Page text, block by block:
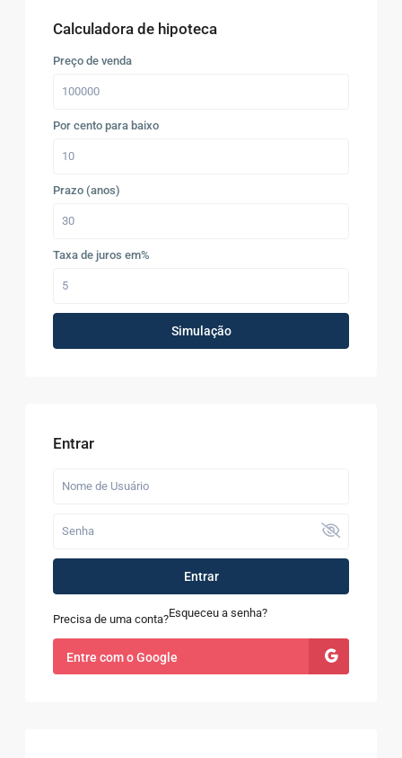
Calculadora de hipoteca
Preço de venda
Por cento para baixo
Prazo (anos)
Taxa de juros em%
Simulação
Entrar
Entrar
Precisa de uma conta?Esqueceu a senha?
Entre com o Google